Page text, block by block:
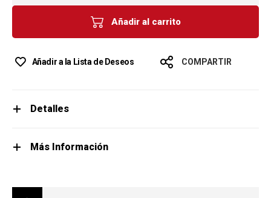
Añadir al carrito
Añadir a la Lista de Deseos COMPARTIR
Detalles
Más Información